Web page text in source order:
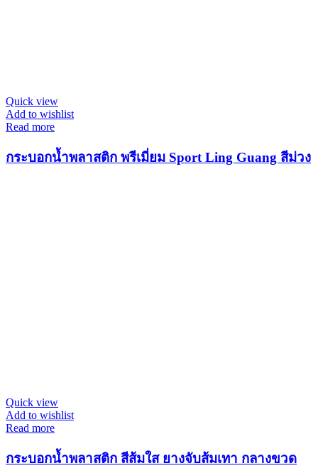
Quick view
Add to wishlist
Read more
กระบอกน้ำพลาสติก พรีเมี่ยม Sport Ling Guang สีม่วง
Quick view
Add to wishlist
Read more
กระบอกน้ำพลาสติก สีส้มใส ยางจับส้มเทา กลางขวด